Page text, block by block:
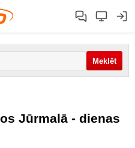
Jūrmalā - dienas